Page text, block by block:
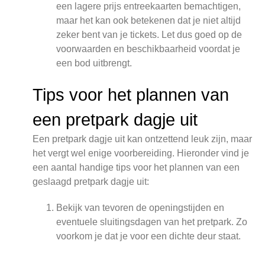
een lagere prijs entreekaarten bemachtigen,
maar het kan ook betekenen dat je niet altijd
zeker bent van je tickets. Let dus goed op de
voorwaarden en beschikbaarheid voordat je
een bod uitbrengt.
Tips voor het plannen van
een pretpark dagje uit
Een pretpark dagje uit kan ontzettend leuk zijn, maar
het vergt wel enige voorbereiding. Hieronder vind je
een aantal handige tips voor het plannen van een
geslaagd pretpark dagje uit:
Bekijk van tevoren de openingstijden en
eventuele sluitingsdagen van het pretpark. Zo
voorkom je dat je voor een dichte deur staat.